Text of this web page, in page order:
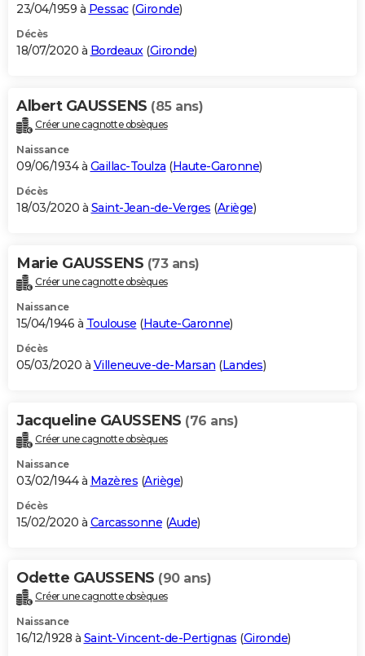
23/04/1959 à Pessac(Gironde)
Décès
18/07/2020 à Bordeaux(Gironde)
Albert GAUSSENS (85 ans)
Créer une cagnotte obsèques
Naissance
09/06/1934 à Gaillac-Toulza (Haute-Garonne)
Décès
18/03/2020 à Saint-Jean-de-Verges (Ariège)
Marie GAUSSENS (73 ans)
Créer une cagnotte obsèques
Naissance
15/04/1946 à Toulouse (Haute-Garonne)
Décès
05/03/2020 à Villeneuve-de-Marsan (Landes)
Jacqueline GAUSSENS (76 ans)
Créer une cagnotte obsèques
Naissance
03/02/1944 à Mazères (Ariège)
Décès
15/02/2020 à Carcassonne (Aude)
Odette GAUSSENS (90 ans)
Créer une cagnotte obsèques
Naissance
16/12/1928 à Saint-Vincent-de-Pertignas (Gironde)